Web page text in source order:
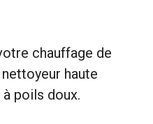
chauffage de
haute
poils doux.